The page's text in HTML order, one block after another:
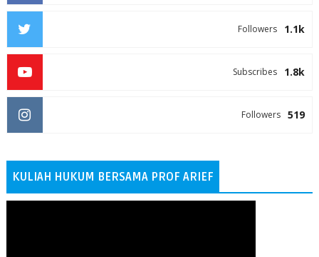
1.1k
Followers
1.8k
Subscribes
519
Followers
KULIAH HUKUM BERSAMA PROF ARIEF